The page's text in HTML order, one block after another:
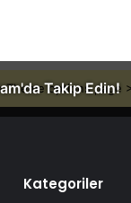
Takip Edin!
Theme options
Kategoriler